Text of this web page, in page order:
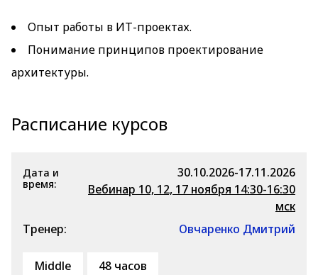
Опыт работы в ИТ-проектах.
Понимание принципов проектирование
архитектуры.
Расписание курсов
Дата и
время:
30.10.2026-17.11.2026
Вебинар 10, 12, 17 ноября 14:30-16:30
мск
Тренер:
Овчаренко Дмитрий
Middle 48 часов